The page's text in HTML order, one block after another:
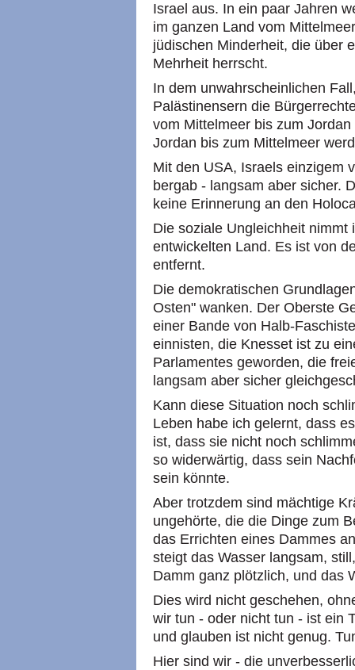
Israel aus. In ein paar Jahren
im ganzen Land vom
jüdischen Minderheit, die über
Mehrheit herrscht.
In dem unwahrscheinlichen
Palästinensern die
vom Mittelmeer bis zum
Jordan bis zum Mittelmeer
Mit den USA, Israels einzigem
bergab - langsam aber sicher.
keine Erinnerung an den
Die soziale Ungleichheit
entwickelten Land. Es ist von
entfernt.
Die demokratischen
Osten" wanken. Der Oberste
einer Bande von Halb-
einnisten, die Knesset ist zu
Parlamentes geworden, die
langsam aber sicher
Kann diese Situation noch
Leben habe ich gelernt, dass
ist, dass sie nicht noch
so widerwärtig, dass sein
sein könnte.
Aber trotzdem sind mächtige
ungehörte, die die Dinge zum
das Errichten eines Dammes
steigt das Wasser langsam,
Damm ganz plötzlich, und das
Dies wird nicht geschehen,
wir tun - oder nicht tun - ist ein
und glauben ist nicht genug.
Hier sind wir - die